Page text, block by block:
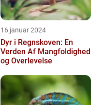
16 januar 2024
Dyr i Regnskoven: En
Verden Af Mangfoldighed
og Overlevelse